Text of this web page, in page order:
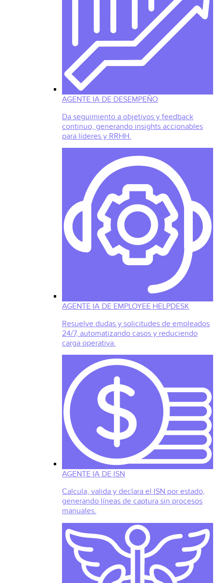
AGENTE IA DE DESEMPEÑO
Da seguimiento a objetivos y feedback
continuo, generando insights accionables
para líderes y RRHH.
AGENTE IA DE EMPLOYEE HELPDESK
Resuelve dudas y solicitudes de empleados
24/7, automatizando casos y reduciendo
carga operativa.
AGENTE IA DE ISN
Calcula, valida y declara el ISN por estado,
generando líneas de captura sin procesos
manuales.